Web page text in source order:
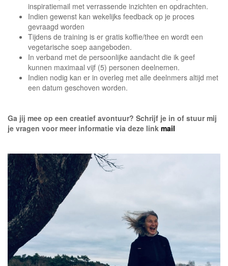
inspiratiemail met verrassende inzichten en opdrachten.
Indien gewenst kan wekelijks feedback op je proces
gevraagd worden
Tijdens de training is er gratis koffie/thee en wordt een
vegetarische soep aangeboden.
In verband met de persoonlijke aandacht die ik geef
kunnen maximaal vijf (5) personen deelnemen.
Indien nodig kan er in overleg met alle deelnmers altijd met
een datum geschoven worden.
Ga jij mee op een creatief avontuur? Schrijf je in of stuur mij
je vragen voor meer informatie via deze link mail